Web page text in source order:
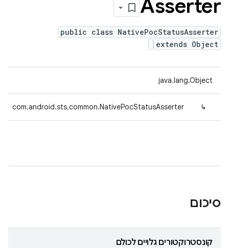
Asserter
public class NativePocStatusAsserter
extends Object
java.lang.Object
↳
com.android.sts.common.NativePocStatusAsserter
סיכום
קונסטרוקטורים גלויים לכולם